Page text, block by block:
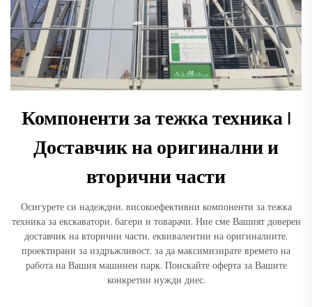
Компоненти за тежка техника |
Доставчик на оригинални и
вторични части
Осигурете си надеждни, високоефективни компоненти за тежка
техника за екскаватори, багери и товарачи. Ние сме Вашият доверен
доставчик на вторични части, еквивалентни на оригиналните,
проектирани за издръжливост, за да максимизирате времето на
работа на Вашия машинен парк. Поискайте оферта за Вашите
конкретни нужди днес.